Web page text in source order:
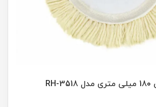
پد پولیش چسبی 180 میلی متری مدل RH-3518